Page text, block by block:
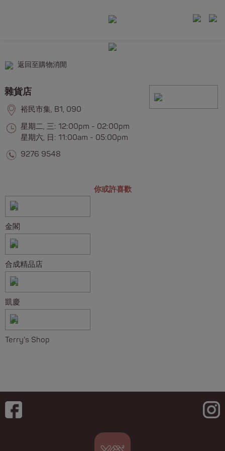
返回至購物消閒
雜貨店
裕民市集, B1, 090
星期二, 三: 12:00pm - 02:00pm
星期六, 日: 11:00am - 05:00pm
9276 9548
你或許喜歡
金閣
合成精品店
凱慶
Terry's Shop